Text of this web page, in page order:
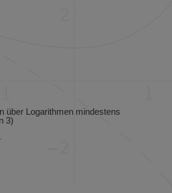
über Logarithmen mindestens
3)